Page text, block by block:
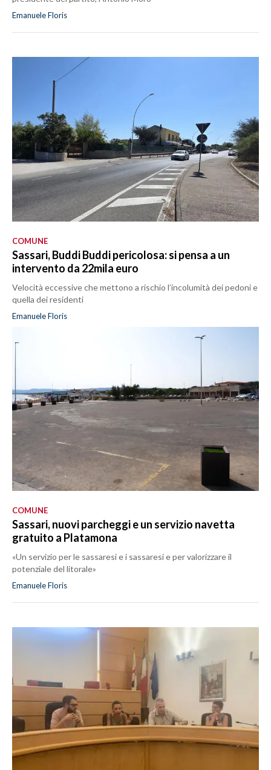
Emanuele Floris
COMUNE
Sassari, Buddi Buddi pericolosa: si pensa a un
intervento da 22mila euro
Velocità eccessive che mettono a rischio l’incolumità dei pedoni e
quella dei residenti
Emanuele Floris
COMUNE
Sassari, nuovi parcheggi e un servizio navetta
gratuito a Platamona
«Un servizio per le sassaresi e i sassaresi e per valorizzare il
potenziale del litorale»
Emanuele Floris